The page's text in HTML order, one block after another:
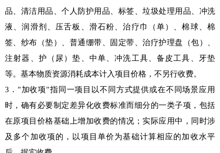
品、清洁用品、个人防护用品、标签、垃圾处理用品、冲洗
液、润滑剂、压舌板、滑石粉、治疗巾（单）、棉球、棉
签、纱布（垫）、普通绷带、固定带、治疗护理盘（包）、
注射器、护（尿）垫、中单、冲洗工具、备皮工具、牙垫
等。基本物质资源消耗成本计入项目价格，不另行收费。
3．"加收项"指同一项目以不同方式提供或在不同场景应用
时，确有必要制定差异化收费标准而细分的一类子项，包括
在原项目价格基础上增加收费的情况；实际应用中，同时涉
及多个加收项的，以项目单价为基础计算相应的加收水平